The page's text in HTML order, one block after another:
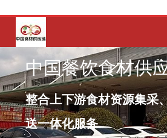
容
中国餐饮食材供
整合上下游食材资源集采
送一体化服务